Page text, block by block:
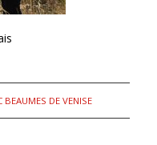
BEAUMES DE VENISE